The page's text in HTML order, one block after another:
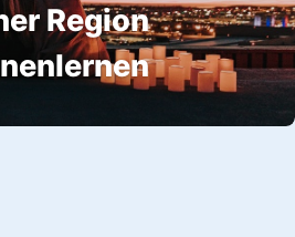
Region